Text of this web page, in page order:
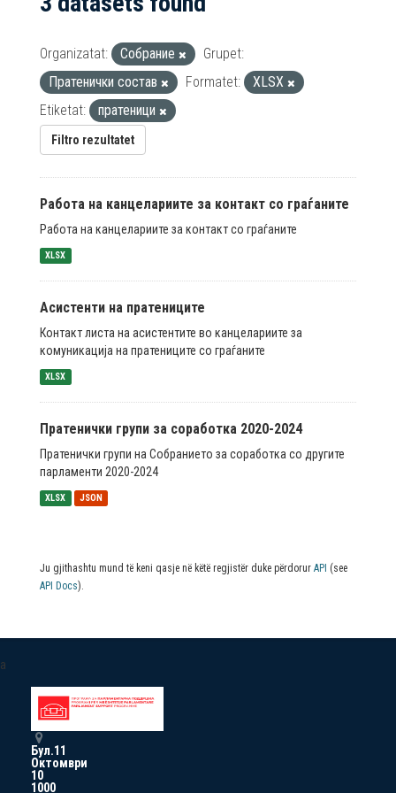
Organizatat: Собрание
Grupet:
Пратенички состав
Formatet:
XLSX
Etiketat:
пратеници
Filtro rezultatet
Работа на канцелариите за контакт со граѓаните
Работа на канцелариите за контакт со граѓаните
XLSX
Асистенти на пратениците
Контакт листа на асистентите во канцелариите за
комуникација на пратениците со граѓаните
XLSX
Пратенички групи за соработка 2020-2024
Пратенички групи на Собранието за соработка со другите
парламенти 2020-2024
XLSX JSON
Ju gjithashtu mund të keni qasje në këtë regjistër duke përdorur API (see
API Docs).
a
Бул.11
Октомври
10
1000